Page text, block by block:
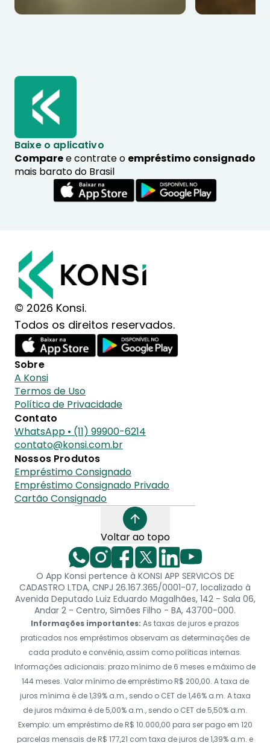
Baixe o aplicativo
Comparee contrate o empréstimo consignado
mais barato do Brasil
© 2026 Konsi.
Todos os direitos reservados.
Sobre
A Konsi
Termos de Uso
Política de Privacidade
Contato
WhatsApp • (11) 99900-6214
contato@konsi.com.br
Nossos Produtos
Empréstimo Consignado
Empréstimo Consignado Privado
Cartão Consignado
Voltar ao topo
O App Konsi pertence à KONSI APP SERVICOS DE
CADASTRO LTDA, CNPJ 26.167.365/0001-07, localizado à
Avenida Deputado Luiz Eduardo Magalhães, 142 - Sala 06,
Andar 2 - Centro, Simões Filho - BA, 43700-000.
Informações importantes: As taxas de juros e prazos
praticados nos empréstimos observam as determinações de
cada produto e convênio, assim como políticas internas.
Informações adicionais: prazo mínimo de 6 meses e máximo de
144 meses. Valor mínimo de empréstimo R$ 200,00. A taxa de
juros mínima é de 1,39% a.m., sendo o CET de 1,46% a.m. A taxa
de juros máxima é de 5,00% a.m., sendo o CET de 5,50% a.m.
Exemplo: um empréstimo de R$ 10.000,00 para ser pago em 120
parcelas mensais de R$ 177,21 com taxa de juros de 1,39% a.m. e